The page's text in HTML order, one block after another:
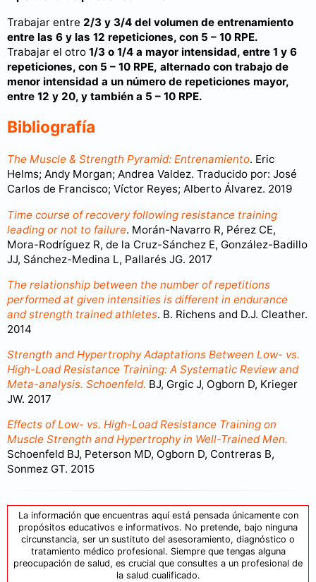
Trabajar entre 2/3 y 3/4 del volumen de entrenamiento
entre las 6 y las 12 repeticiones, con 5 – 10 RPE.
Trabajar el otro 1/3 o 1/4 a mayor intensidad, entre 1 y 6
repeticiones, con 5 – 10 RPE, alternado con trabajo de
menor intensidad a un número de repeticiones mayor,
entre 12 y 20, y también a 5 – 10 RPE.
Bibliografía
The Muscle & Strength Pyramid: Entrenamiento. Eric
Helms; Andy Morgan; Andrea Valdez. Traducido por: José
Carlos de Francisco; Víctor Reyes; Alberto Álvarez. 2019
Time course of recovery following resistance training
leading or not to failure. Morán-Navarro R, Pérez CE,
Mora-Rodríguez R, de la Cruz-Sánchez E, González-Badillo
JJ, Sánchez-Medina L, Pallarés JG. 2017
The relationship between the number of repetitions
performed at given intensities is different in endurance
and strength trained athletes. B. Richens and D.J. Cleather.
2014
Strength and Hypertrophy Adaptations Between Low- vs.
High-Load Resistance Training: A Systematic Review and
Meta-analysis. Schoenfeld. BJ, Grgic J, Ogborn D, Krieger
JW. 2017
Effects of Low- vs. High-Load Resistance Training on
Muscle Strength and Hypertrophy in Well-Trained Men.
Schoenfeld BJ, Peterson MD, Ogborn D, Contreras B,
Sonmez GT. 2015
La información que encuentras aquí está pensada únicamente con
propósitos educativos e informativos. No pretende, bajo ninguna
circunstancia, ser un sustituto del asesoramiento, diagnóstico o
tratamiento médico profesional. Siempre que tengas alguna
preocupación de salud, es crucial que consultes a un profesional de
la salud cualificado.